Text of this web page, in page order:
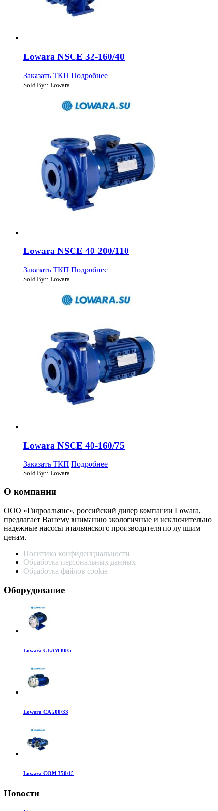
Lowara NSCE 32-160/40
Заказать ТКП Подробнее
Sold By:: Lowara
Lowara NSCE 40-200/110
Заказать ТКП Подробнее
Sold By:: Lowara
Lowara NSCE 40-160/75
Заказать ТКП Подробнее
Sold By:: Lowara
О компании
ООО «Гидроальянс», российский дилер компании Lowara,
предлагает Вашему вниманию экологичные и исключительно
надежные насосы итальянского производителя по лучшим
ценам.
Политика конфиденциальности
Обработка персональных данных
Обработка файлов cookie
Оборудование
Lowara CEAM 80/5
Lowara CA 200/33
Lowara COM 350/15
Новости